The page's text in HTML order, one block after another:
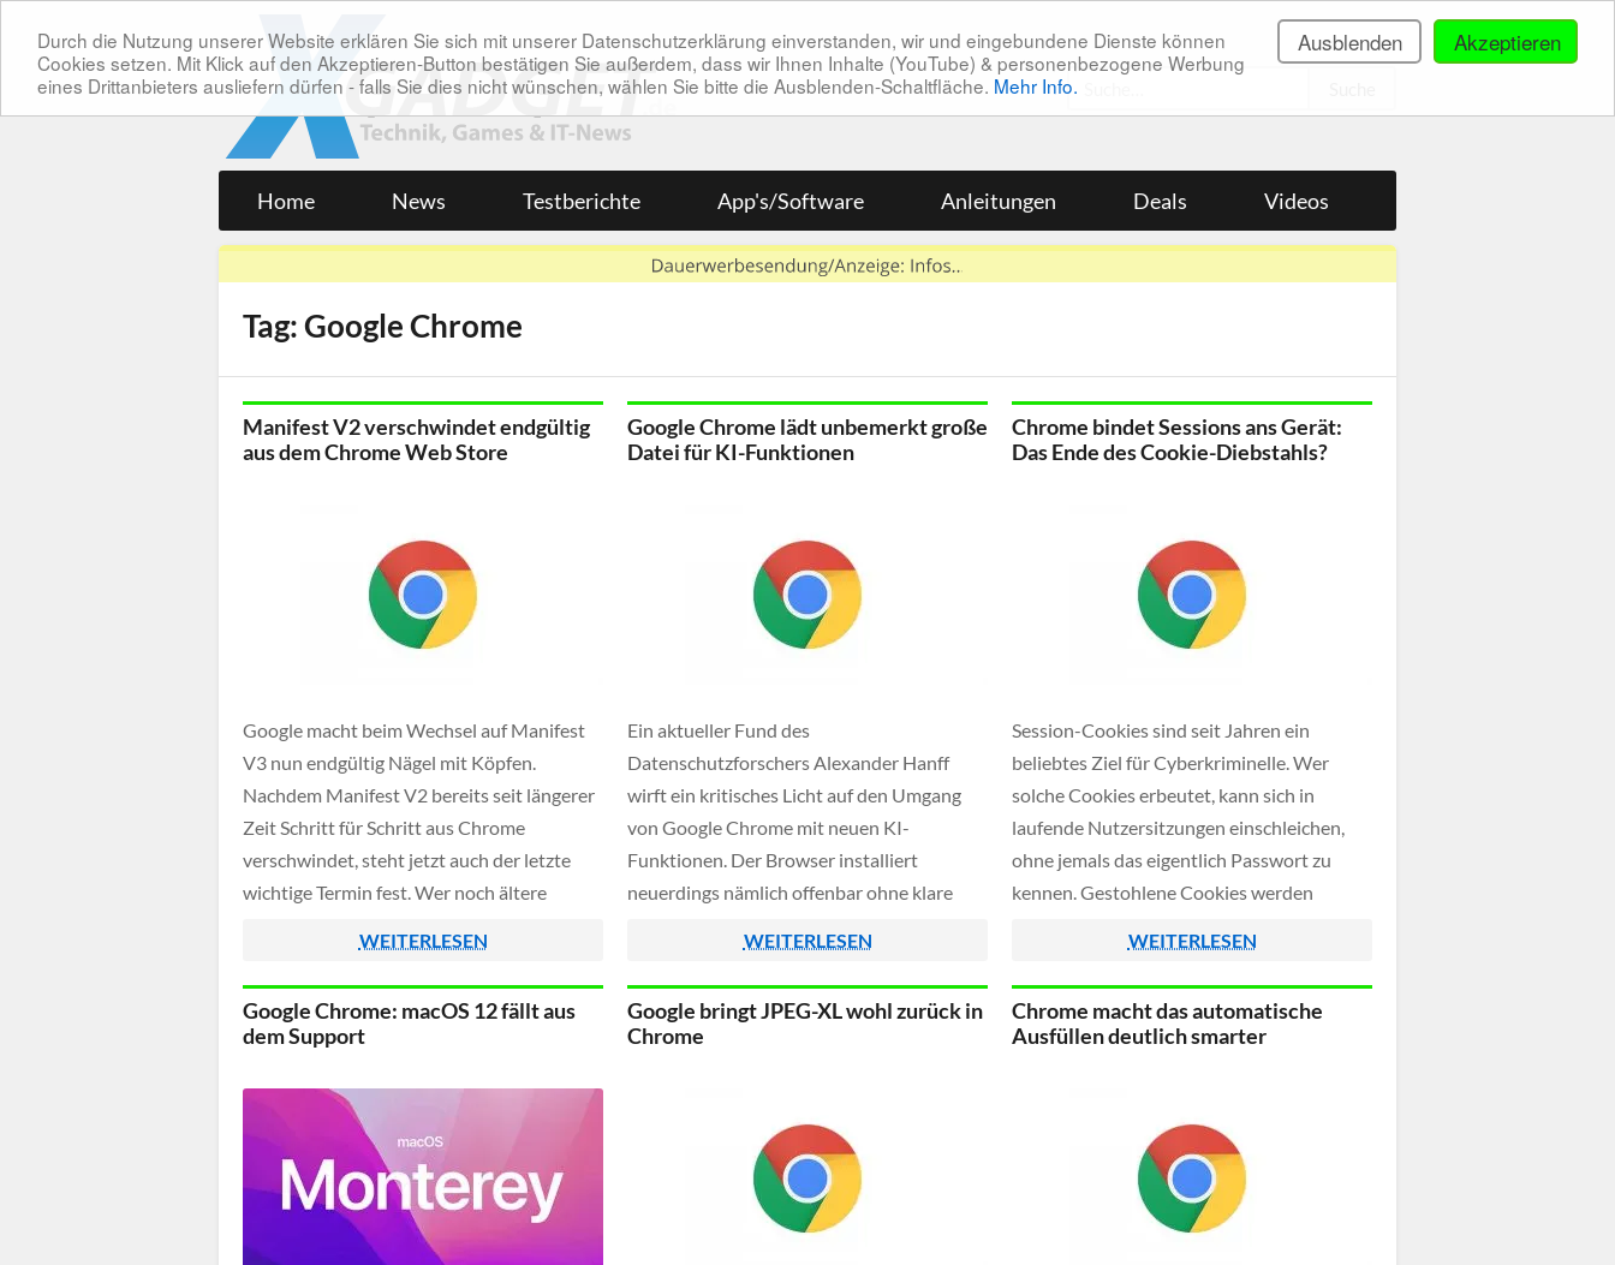
Akzeptieren
Ausblenden
Durch die Nutzung unserer Website erklären Sie sich mit unserer Datenschutzerklärung einverstanden, wir und eingebundene Dienste können
Cookies setzen. Mit Klick auf den Akzeptieren-Button bestätigen Sie außerdem, dass wir Ihnen Inhalte (YouTube) & personenbezogene Werbung
eines Drittanbieters ausliefern dürfen - falls Sie dies nicht wünschen, wählen Sie bitte die Ausblenden-Schaltfläche. Mehr Info.
Home News Testberichte App's/Software Anleitungen Deals Videos
Tag: Google Chrome
Manifest V2 verschwindet endgültig
aus dem Chrome Web Store
Google macht beim Wechsel auf Manifest
V3 nun endgültig Nägel mit Köpfen.
Nachdem Manifest V2 bereits seit längerer
Zeit Schritt für Schritt aus Chrome
verschwindet, steht jetzt auch der letzte
wichtige Termin fest. Wer noch ältere
auf eine aktuelle Alternative umsteigen.
WEITERLESEN
Google Chrome lädt unbemerkt große
Datei für KI-Funktionen
Ein aktueller Fund des
Datenschutzforschers Alexander Hanff
wirft ein kritisches Licht auf den Umgang
von Google Chrome mit neuen KI-
Funktionen. Der Browser installiert
neuerdings nämlich offenbar ohne klare
Gigabyte große Datei auf dem Rechner.
Diese Datei gehört zum lokalen KI-Modell
Gemini Nano und enthält zentrale Daten,
WEITERLESEN
Chrome bindet Sessions ans Gerät:
Das Ende des Cookie-Diebstahls?
Session-Cookies sind seit Jahren ein
beliebtes Ziel für Cyberkriminelle. Wer
solche Cookies erbeutet, kann sich in
laufende Nutzersitzungen einschleichen,
ohne jemals das eigentlich Passwort zu
kennen. Gestohlene Cookies werden
solange ihre Laufzeit es erlaubt.
WEITERLESEN
Google Chrome: macOS 12 fällt aus
dem Support
Google bringt JPEG-XL wohl zurück in
Chrome
Chrome macht das automatische
Ausfüllen deutlich smarter